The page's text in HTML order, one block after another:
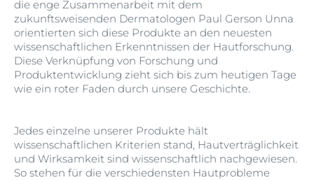
die enge Zusammenarbeit mit dem
zukunftsweisenden Dermatologen Paul Gerson Unna
orientierten sich diese Produkte an den neuesten
wissenschaftlichen Erkenntnissen der Hautforschung.
Diese Verknüpfung von Forschung und
Produktentwicklung zieht sich bis zum heutigen Tage
wie ein roter Faden durch unsere Geschichte.
Jedes einzelne unserer Produkte hält
wissenschaftlichen Kriterien stand, Hautverträglichkeit
und Wirksamkeit sind wissenschaftlich nachgewiesen.
So stehen für die verschiedensten Hautprobleme